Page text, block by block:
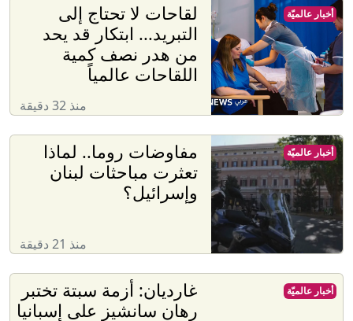
لقاحات لا تحتاج إلى
التبريد... ابتكار قد يحد
من هدر نصف كمية
اللقاحات عالمياً
منذ 32 دقيقة
أخبار عالميّة
مفاوضات روما.. لماذا
تعثرت مباحثات لبنان
وإسرائيل؟
منذ 21 دقيقة
أخبار عالميّة
غارديان: أزمة سبتة تختبر
رهان سانشيز على إسبانيا
أخبار عالميّة